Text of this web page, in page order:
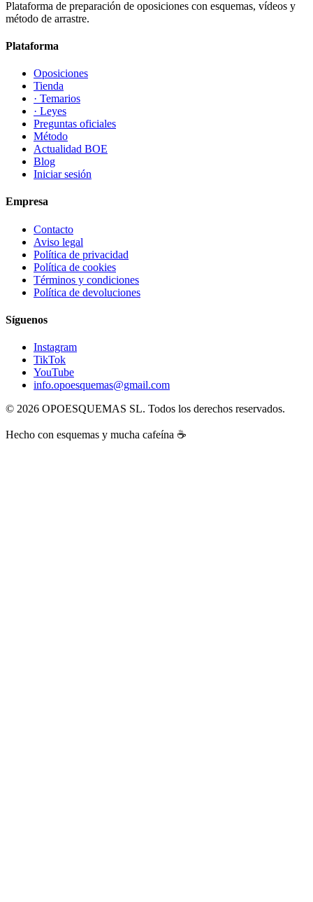
Plataforma de preparación de oposiciones con esquemas, vídeos y
método de arrastre.
Plataforma
Oposiciones
Tienda
· Temarios
· Leyes
Preguntas oficiales
Método
Actualidad BOE
Blog
Iniciar sesión
Empresa
Contacto
Aviso legal
Política de privacidad
Política de cookies
Términos y condiciones
Política de devoluciones
Síguenos
Instagram
TikTok
YouTube
info.opoesquemas@gmail.com
© 2026 OPOESQUEMAS SL. Todos los derechos reservados.
Hecho con esquemas y mucha cafeína ☕